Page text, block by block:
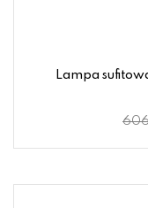
Lampa